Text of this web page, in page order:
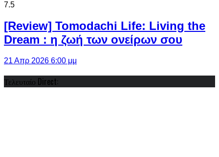
7.5
[Review] Tomodachi Life: Living the
Dream : η ζωή των ονείρων σου
21 Απρ 2026 6:00 μμ
Τελευταίο Direct: